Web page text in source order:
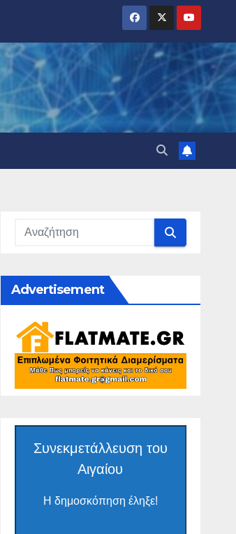
Advertisement
Συνεκμετάλλευση του
Αιγαίου
Η δημοσκόπηση έληξε!